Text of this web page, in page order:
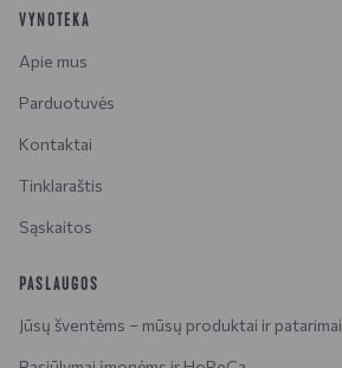
VYNOTEKA
Apie mus
Parduotuvės
Kontaktai
Tinklaraštis
Sąskaitos
PASLAUGOS
Jūsų šventėms – mūsų produktai ir patarimai